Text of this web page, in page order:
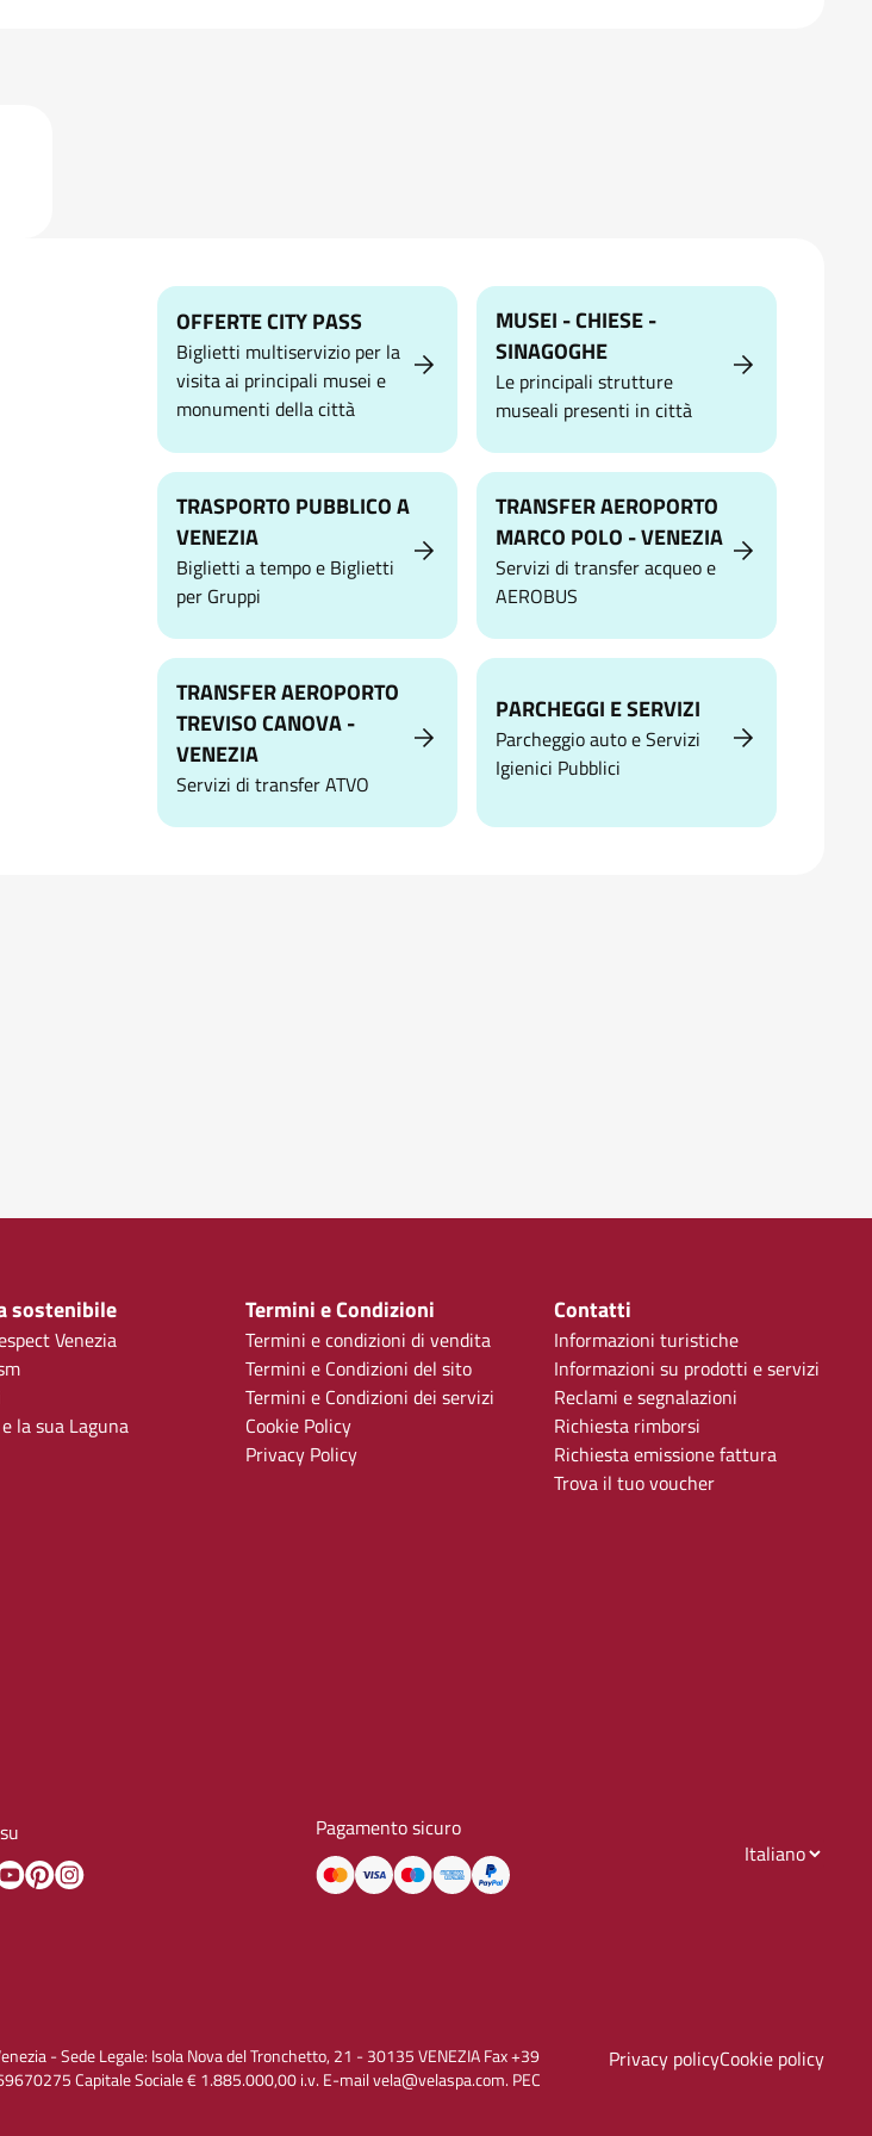
OFFERTE CITY PASS
Biglietti multiservizio per la
visita ai principali musei e
monumenti della città
MUSEI - CHIESE -
SINAGOGHE
Le principali strutture
museali presenti in città
TRASPORTO PUBBLICO A
VENEZIA
Biglietti a tempo e Biglietti
per Gruppi
TRANSFER AEROPORTO
MARCO POLO - VENEZIA
Servizi di transfer acqueo e
AEROBUS
TRANSFER AEROPORTO
TREVISO CANOVA -
VENEZIA
Servizi di transfer ATVO
PARCHEGGI E SERVIZI
Parcheggio auto e Servizi
Igienici Pubblici
sostenibile
Venezia
la sua Laguna
Termini e Condizioni
Termini e condizioni di vendita
Termini e Condizioni del sito
Termini e Condizioni dei servizi
Cookie Policy
Privacy Policy
Contatti
Informazioni turistiche
Informazioni su prodotti e servizi
Reclami e segnalazioni
Richiesta rimborsi
Richiesta emissione fattura
Trova il tuo voucher
Pagamento sicuro
- Sede Legale: Isola Nova del Tronchetto, 21 - 30135 VENEZIA Fax +39
Capitale Sociale € 1.885.000,00 i.v. E-mail vela@velaspa.com. PEC
Privacy policyCookie policy